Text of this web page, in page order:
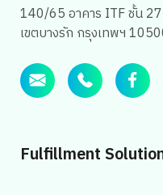
140/65 อาคาร ITF ชั้น
เขตบางรัก กรุงเทพฯ
Fulfillment